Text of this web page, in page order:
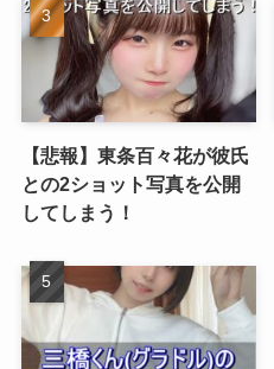
【悲報】東条百々花が彼氏
との2ショット写真を公開
してしまう！